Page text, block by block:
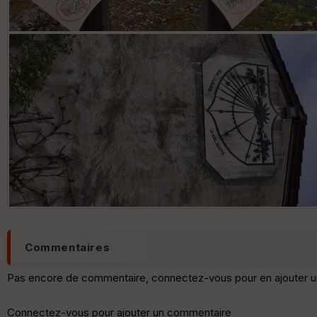
Commentaires
Pas encore de commentaire, connectez-vous pour en ajouter
Connectez-vous pour ajouter un commentaire